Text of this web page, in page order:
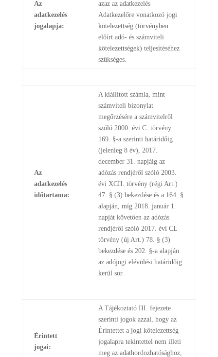
Az
adatkezelés
jogalapja:
azaz az adatkezelés
Adatkezelőre vonatkozó jogi
kötelezettség (törvényben
előírt adó- és számviteli
kötelezettségek) teljesítéséhez
szükséges.
Az
adatkezelés
időtartama:
A kiállított számla, mint
számviteli bizonylat
megőrzésére a számvitelről
szóló 2000. évi C. törvény
169. §-a szerinti határidőig
(jelenleg 8 év), 2017.
december 31. napjáig az
adózás rendjéről szóló 2003.
évi XCII. törvény (régi Art.)
47. § (3) bekezdése és a 164. §
alapján, míg 2018. január 1.
napját követően az adózás
rendjéről szóló 2017. évi CL
törvény (új Art.) 78. § (3)
bekezdése és 202. §-a alapján
az adójogi elévülési határidőig
kerül sor.
Érintett
jogai:
A Tájékoztató III. fejezete
szerinti jogok azzal, hogy az
Érintettet a jogi kötelezettség
jogalapra tekintettel nem illeti
meg az adathordozhatósághoz,